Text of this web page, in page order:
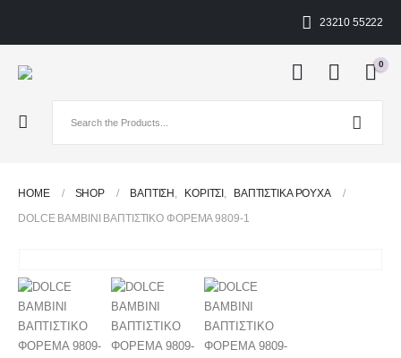
23210 55222
0
HOME SHOP ΒΑΠΤΙΣΗ , ΚΟΡΊΤΣΙ ,
ΒΑΠΤΙΣΤΙΚΆ ΡΟΎΧΑ
DOLCE BAMBINI ΒΑΠΤΙΣΤΙΚΟ ΦΟΡΕΜΑ 9809-1